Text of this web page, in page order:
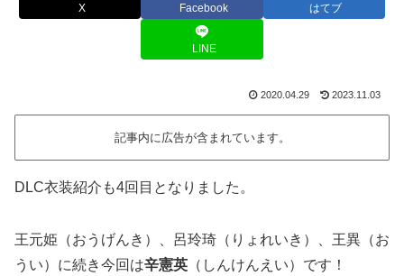
X Facebook はてブ
LINE
2020.04.29 2023.11.03
記事内に広告が含まれています。
DLC衣装紹介も4回目となりました。
王元姫（おうげんき）、呂玲琦（りょれいき）、王異（お
うい）に続き今回は辛憲英 （しんけんえい）です！